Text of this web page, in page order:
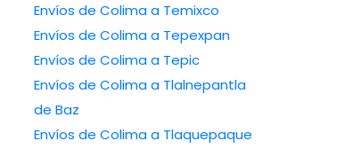
Envíos de Colima a Temixco
Envíos de Colima a Tepexpan
Envíos de Colima a Tepic
Envíos de Colima a Tlalnepantla
de Baz
Envíos de Colima a Tlaquepaque